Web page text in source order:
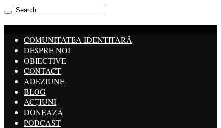
COMUNITATEA IDENTITARĂ
DESPRE NOI
OBIECTIVE
CONTACT
ADEZIUNE
BLOG
ACȚIUNI
DONEAZĂ
PODCAST